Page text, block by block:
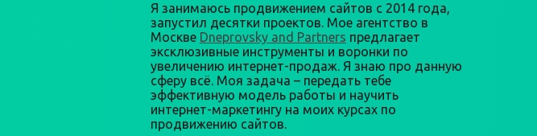
Я занимаюсь продвижением сайтов с 2014 года,
запустил десятки проектов. Мое агентство в
Москве Dneprovsky and Partners предлагает
эксклюзивные инструменты и воронки по
увеличению интернет-продаж. Я знаю про данную
сферу всё. Моя задача – передать тебе
эффективную модель работы и научить
интернет-маркетингу на моих курсах по
продвижению сайтов.